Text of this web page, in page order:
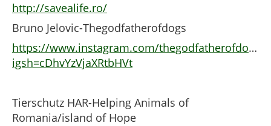
http://savealife.ro/
Bruno Jelovic-Thegodfatherofdogs
https://www.instagram.com/thegodfatherofdogs?
igsh=cDhvYzVjaXRtbHVt
Tierschutz HAR-Helping Animals of
Romania/island of Hope